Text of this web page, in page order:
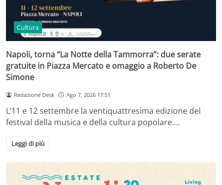
Cultura
Napoli, torna “La Notte della Tammorra”: due serate
gratuite in Piazza Mercato e omaggio a Roberto De
Simone
Redazione Desk Ago 7, 2026 17:51
L’11 e 12 settembre la ventiquattresima edizione del
festival della musica e della cultura popolare.…
Leggi di più